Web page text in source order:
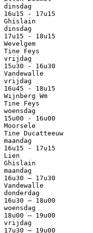
dinsdag
16u15 - 17u15
Ghislain
dinsdag
17u15 - 18u15
Wevelgem
Tine Feys
vrijdag
15u30 - 16u30
Vandewalle
vrijdag
16u45 - 18u15
Wijnberg Wm
Tine Feys
woensdag
15u00 - 16u00
Moorsele
Tine Ducatteeuw
maandag
16u15 - 17u15
Lien
Ghislain
maandag
16u30 – 17u30
Vandewalle
donderdag
16u30 – 18u00
woensdag
18u00 – 19u00
vrijdag